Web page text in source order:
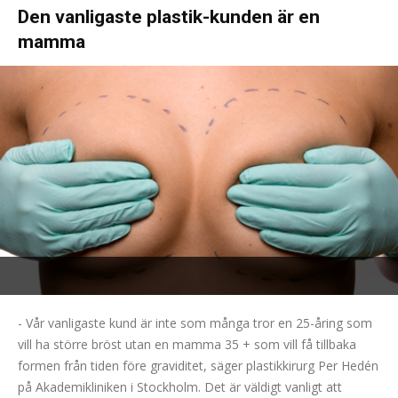
Den vanligaste plastik-kunden är en
mamma
- Vår vanligaste kund är inte som många tror en 25-åring som
vill ha större bröst utan en mamma 35 + som vill få tillbaka
formen från tiden före graviditet, säger plastikkirurg Per Hedén
på Akademikliniken i Stockholm. Det är väldigt vanligt att